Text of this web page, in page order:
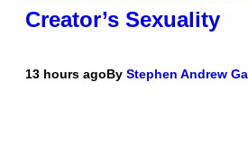
Creator’s Sexuality
13 hours agoBy Stephen Andrew